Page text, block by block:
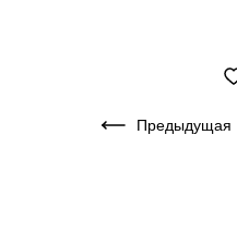
Предыдущая